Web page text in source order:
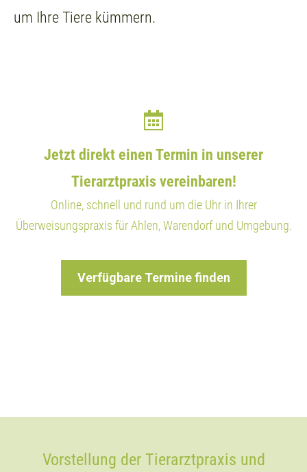
um Ihre Tiere kümmern.
Jetzt direkt einen Termin in unserer
Tierarztpraxis vereinbaren!
Online, schnell und rund um die Uhr in Ihrer
Überweisungspraxis für Ahlen, Warendorf und Umgebung.
Verfügbare Termine finden
Vorstellung der Tierarztpraxis und